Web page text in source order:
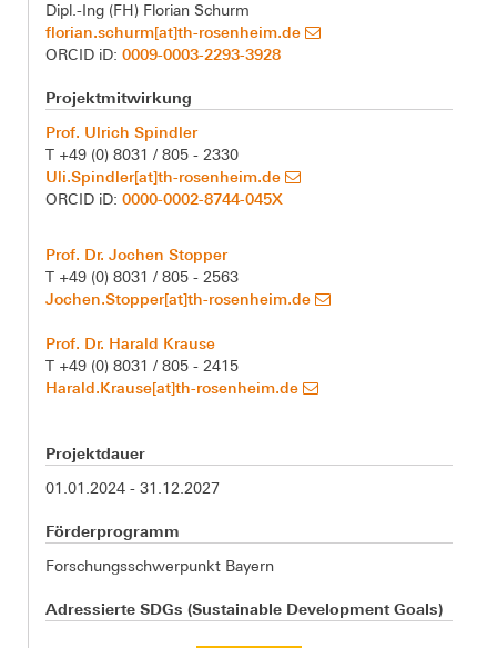
Dipl.-Ing (FH) Florian Schurm
florian.schurm[at]th-rosenheim.de
ORCID iD: 0009-0003-2293-3928
Projektmitwirkung
Prof. Ulrich Spindler
T +49 (0) 8031 / 805 - 2330
Uli.Spindler[at]th-rosenheim.de
ORCID iD: 0000-0002-8744-045X
Prof. Dr. Jochen Stopper
T +49 (0) 8031 / 805 - 2563
Jochen.Stopper[at]th-rosenheim.de
Prof. Dr. Harald Krause
T +49 (0) 8031 / 805 - 2415
Harald.Krause[at]th-rosenheim.de
Projektdauer
01.01.2024 - 31.12.2027
Förderprogramm
Forschungsschwerpunkt Bayern
Adressierte SDGs (Sustainable Development Goals)